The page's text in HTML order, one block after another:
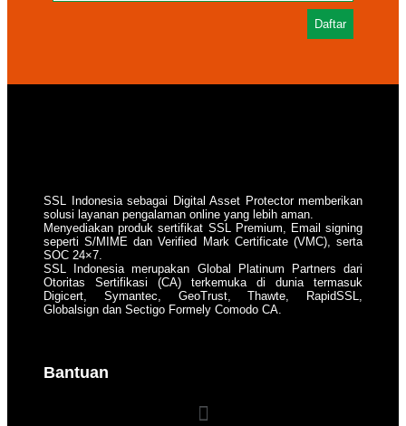
Daftar
SSL Indonesia sebagai Digital Asset Protector memberikan
solusi layanan pengalaman online yang lebih aman.
Menyediakan produk sertifikat SSL Premium, Email signing
seperti S/MIME dan Verified Mark Certificate (VMC), serta
SOC 24×7.
SSL Indonesia merupakan Global Platinum Partners dari
Otoritas Sertifikasi (CA) terkemuka di dunia termasuk
Digicert, Symantec, GeoTrust, Thawte, RapidSSL,
Globalsign dan Sectigo Formely Comodo CA.
Bantuan